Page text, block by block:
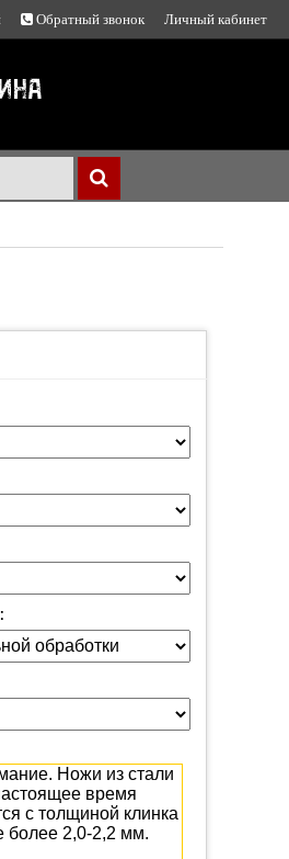
Обратный звонок Личный кабинет
Ножи из стали
время
с толщиной клинка
более 2,0-2,2 мм.